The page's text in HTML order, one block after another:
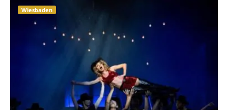
Wiesbaden